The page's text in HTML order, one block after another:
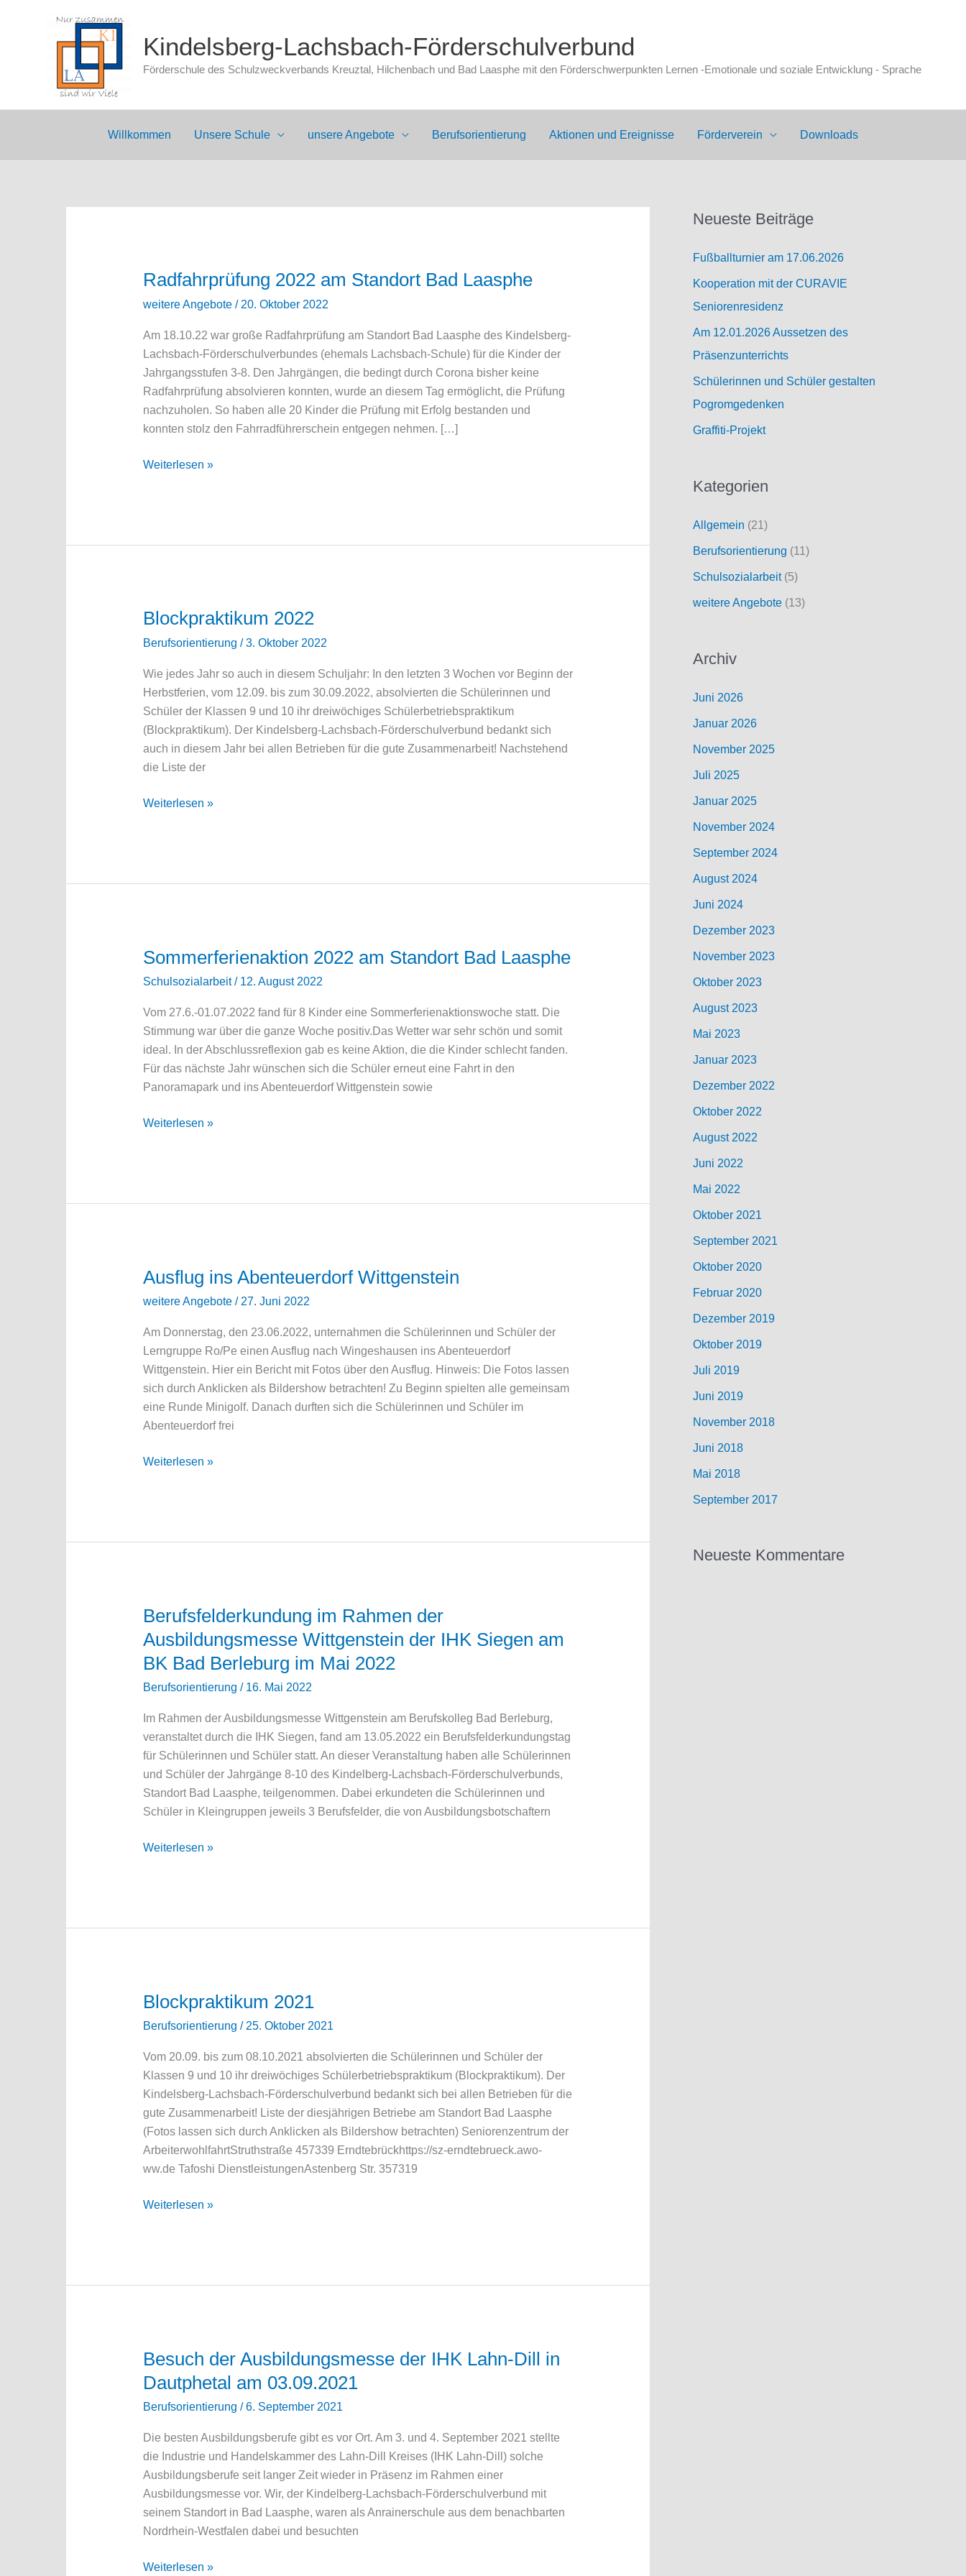
Kindelsberg-Lachsbach-Förderschulverbund
Förderschule des Schulzweckverbands Kreuztal, Hilchenbach und Bad Laasphe mit den Förderschwerpunkten Lernen -Emotionale und soziale Entwicklung - Sprache
Willkommen Unsere Schule unsere Angebote Berufsorientierung Aktionen und Ereignisse Förderverein Downloads
Radfahrprüfung 2022 am Standort Bad Laasphe
weitere Angebote/ 20. Oktober 2022
Am 18.10.22 war große Radfahrprüfung am Standort Bad Laasphe des Kindelsberg-
Lachsbach-Förderschulverbundes (ehemals Lachsbach-Schule) für die Kinder der
Jahrgangsstufen 3-8. Den Jahrgängen, die bedingt durch Corona bisher keine
Radfahrprüfung absolvieren konnten, wurde an diesem Tag ermöglicht, die Prüfung
nachzuholen. So haben alle 20 Kinder die Prüfung mit Erfolg bestanden und
konnten stolz den Fahrradführerschein entgegen nehmen. […]
Radfahrprüfung
Weiterlesen »
Blockpraktikum 2022
Berufsorientierung /3. Oktober 2022
Wie jedes Jahr so auch in diesem Schuljahr: In den letzten 3 Wochen vor Beginn der
Herbstferien, vom 12.09. bis zum 30.09.2022, absolvierten die Schülerinnen und
Schüler der Klassen 9 und 10 ihr dreiwöchiges Schülerbetriebspraktikum
(Blockpraktikum). Der Kindelsberg-Lachsbach-Förderschulverbund bedankt sich
auch in diesem Jahr bei allen Betrieben für die gute Zusammenarbeit! Nachstehend
die Liste der
Blockpraktikum
Weiterlesen »
Sommerferienaktion 2022 am Standort Bad Laasphe
Schulsozialarbeit/ 12. August 2022
Vom 27.6.-01.07.2022 fand für 8 Kinder eine Sommerferienaktionswoche statt. Die
Stimmung war über die ganze Woche positiv.Das Wetter war sehr schön und somit
ideal. In der Abschlussreflexion gab es keine Aktion, die die Kinder schlecht fanden.
Für das nächste Jahr wünschen sich die Schüler erneut eine Fahrt in den
Panoramapark und ins Abenteuerdorf Wittgenstein sowie
Sommerferienaktion
Weiterlesen »
Ausflug ins Abenteuerdorf Wittgenstein
weitere Angebote/ 27. Juni 2022
Am Donnerstag, den 23.06.2022, unternahmen die Schülerinnen und Schüler der
Lerngruppe Ro/Pe einen Ausflug nach Wingeshausen ins Abenteuerdorf
Wittgenstein. Hier ein Bericht mit Fotos über den Ausflug. Hinweis: Die Fotos lassen
sich durch Anklicken als Bildershow betrachten! Zu Beginn spielten alle gemeinsam
eine Runde Minigolf. Danach durften sich die Schülerinnen und Schüler im
Abenteuerdorf frei
Ausflug
Weiterlesen »
Berufsfelderkundung im Rahmen der
Ausbildungsmesse Wittgenstein der IHK Siegen am
BK Bad Berleburg im Mai 2022
Berufsorientierung / 16. Mai 2022
Im Rahmen der Ausbildungsmesse Wittgenstein am Berufskolleg Bad Berleburg,
veranstaltet durch die IHK Siegen, fand am 13.05.2022 ein Berufsfelderkundungstag
für Schülerinnen und Schüler statt. An dieser Veranstaltung haben alle Schülerinnen
und Schüler der Jahrgänge 8-10 des Kindelberg-Lachsbach-Förderschulverbunds,
Standort Bad Laasphe, teilgenommen. Dabei erkundeten die Schülerinnen und
Schüler in Kleingruppen jeweils 3 Berufsfelder, die von Ausbildungsbotschaftern
Berufsfelderkundung
Siegen
BK
Bad
Berleburg
im
Mai
2022
Weiterlesen »
Blockpraktikum 2021
Berufsorientierung / 25. Oktober 2021
Vom 20.09. bis zum 08.10.2021 absolvierten die Schülerinnen und Schüler der
Klassen 9 und 10 ihr dreiwöchiges Schülerbetriebspraktikum (Blockpraktikum). Der
Kindelsberg-Lachsbach-Förderschulverbund bedankt sich bei allen Betrieben für die
gute Zusammenarbeit! Liste der diesjährigen Betriebe am Standort Bad Laasphe
(Fotos lassen sich durch Anklicken als Bildershow betrachten) Seniorenzentrum der
ArbeiterwohlfahrtStruthstraße 457339 Erndtebrückhttps://sz-erndtebrueck.awo-
ww.de Tafoshi DienstleistungenAstenberg Str. 357319
Blockpraktikum
Weiterlesen »
Besuch der Ausbildungsmesse der IHK Lahn-Dill in
Dautphetal am 03.09.2021
Berufsorientierung /6. September 2021
Die besten Ausbildungsberufe gibt es vor Ort. Am 3. und 4. September 2021 stellte
die Industrie und Handelskammer des Lahn-Dill Kreises (IHK Lahn-Dill) solche
Ausbildungsberufe seit langer Zeit wieder in Präsenz im Rahmen einer
Ausbildungsmesse vor. Wir, der Kindelberg-Lachsbach-Förderschulverbund mit
seinem Standort in Bad Laasphe, waren als Anrainerschule aus dem benachbarten
Nordrhein-Westfalen dabei und besuchten
Besuch
Weiterlesen »
Neueste Beiträge
Fußballturnier am 17.06.2026
Kooperation mit der CURAVIE
Seniorenresidenz
Am 12.01.2026 Aussetzen des
Präsenzunterrichts
Schülerinnen und Schüler gestalten
Pogromgedenken
Graffiti-Projekt
Kategorien
Allgemein (21)
Berufsorientierung (11)
Schulsozialarbeit(5)
weitere Angebote (13)
Archiv
Juni 2026
Januar 2026
November 2025
Juli 2025
Januar 2025
November 2024
September 2024
August 2024
Juni 2024
Dezember 2023
November 2023
Oktober 2023
August 2023
Mai 2023
Januar 2023
Dezember 2022
Oktober 2022
August 2022
Juni 2022
Mai 2022
Oktober 2021
September 2021
Oktober 2020
Februar 2020
Dezember 2019
Oktober 2019
Juli 2019
Juni 2019
November 2018
Juni 2018
Mai 2018
September 2017
Neueste Kommentare